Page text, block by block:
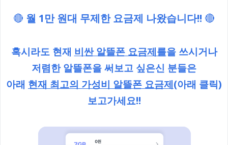
🔴 월 1만 원대 무제한 요금제 나왔습니다!! 🔴
혹시라도 현재 비싼 알뜰폰 요금제를을 쓰시거나
저렴한 알뜰폰을 써보고 싶은신 분들은
아래 현재 최고의 가성비 알뜰폰 요금제(아래 클릭)
보고가세요!!